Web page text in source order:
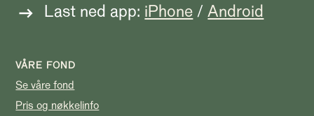
Last ned app: iPhone /Android
VÅRE FOND
Se våre fond
Pris og nøkkelinfo